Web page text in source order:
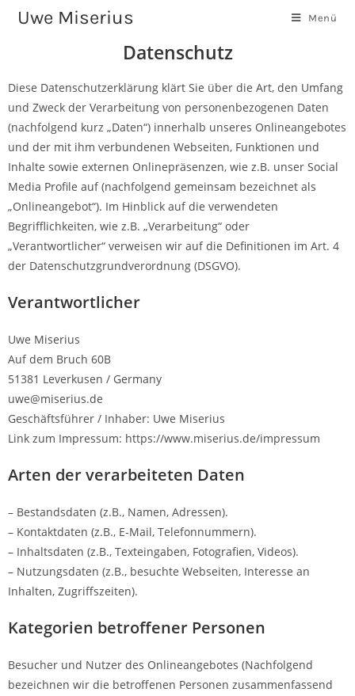
Uwe Miserius Menü
Datenschutz
Diese Datenschutzerklärung klärt Sie über die Art, den Umfang
und Zweck der Verarbeitung von personenbezogenen Daten
(nachfolgend kurz „Daten“) innerhalb unseres Onlineangebotes
und der mit ihm verbundenen Webseiten, Funktionen und
Inhalte sowie externen Onlinepräsenzen, wie z.B. unser Social
Media Profile auf (nachfolgend gemeinsam bezeichnet als
„Onlineangebot“). Im Hinblick auf die verwendeten
Begrifflichkeiten, wie z.B. „Verarbeitung“ oder
„Verantwortlicher“ verweisen wir auf die Definitionen im Art. 4
der Datenschutzgrundverordnung (DSGVO).
Verantwortlicher
Uwe Miserius
Auf dem Bruch 60B
51381 Leverkusen / Germany
uwe@miserius.de
Geschäftsführer / Inhaber: Uwe Miserius
Link zum Impressum: https://www.miserius.de/impressum
Arten der verarbeiteten Daten
– Bestandsdaten (z.B., Namen, Adressen).
– Kontaktdaten (z.B., E-Mail, Telefonnummern).
– Inhaltsdaten (z.B., Texteingaben, Fotografien, Videos).
– Nutzungsdaten (z.B., besuchte Webseiten, Interesse an
Inhalten, Zugriffszeiten).
Kategorien betroffener Personen
Besucher und Nutzer des Onlineangebotes (Nachfolgend
bezeichnen wir die betroffenen Personen zusammenfassend